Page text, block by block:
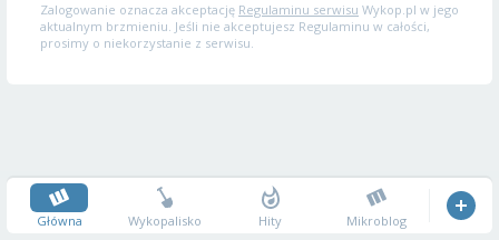
Zalogowanie oznacza akceptację Regulaminu serwisu Wykop.pl w jego
aktualnym brzmieniu. Jeśli nie akceptujesz Regulaminu w całości,
prosimy o niekorzystanie z serwisu.
Główna Wykopalisko Hity Mikroblog